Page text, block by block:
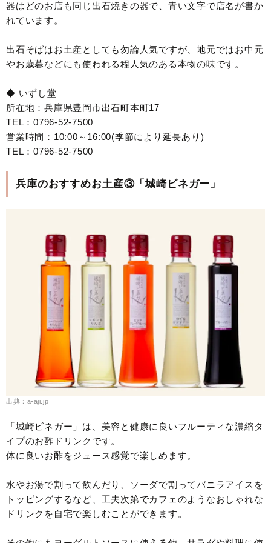
器はどのお店も同じ出石焼きの器で、青い文字で店名が書か
れています。
出石そばはお土産としても勿論人気ですが、地元ではお中元
やお歳暮などにも使われる程人気のある本物の味です。
◆ いずし堂
所在地：兵庫県豊岡市出石町本町17
TEL：0796-52-7500
営業時間：10:00～16:00(季節により延長あり)
TEL：0796-52-7500
兵庫のおすすめお土産③「城崎ビネガー」
出典：a-aji.jp
「城崎ビネガー」は、美容と健康に良いフルーティな濃縮タ
イプのお酢ドリンクです。
体に良いお酢をジュース感覚で楽しめます。
水やお湯で割って飲んだり、ソーダで割ってバニラアイスを
トッピングするなど、工夫次第でカフェのようなおしゃれな
ドリンクを自宅で楽しむことができます。